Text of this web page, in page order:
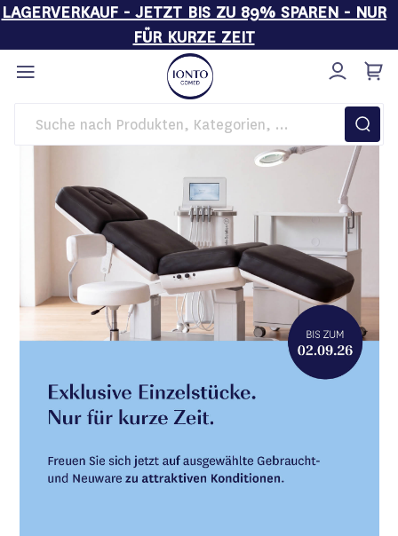
LAGERVERKAUF - JETZT BIS ZU 89% SPAREN - NUR
FÜR KURZE ZEIT
Direkt
zum
Inhalt